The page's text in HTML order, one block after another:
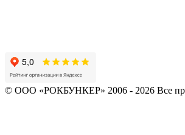
© ООО «РОКБУНКЕР» 2006 - 2026 Все